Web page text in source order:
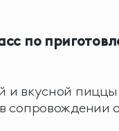
по
и вкусной
сопровождении